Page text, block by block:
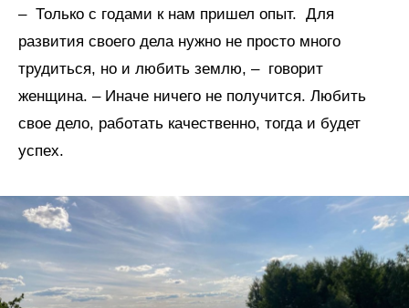
– Только с годами к нам пришел опыт. Для
развития своего дела нужно не просто много
трудиться, но и любить землю, – говорит
женщина. – Иначе ничего не получится. Любить
свое дело, работать качественно, тогда и будет
успех.